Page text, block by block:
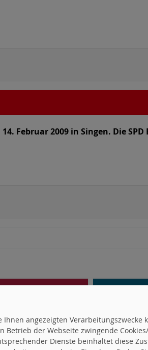
Februar 2009 in Singen. Die
angezeigten Verarbeitungszwecke
der Webseite zwingende
Dienste beinhaltet diese